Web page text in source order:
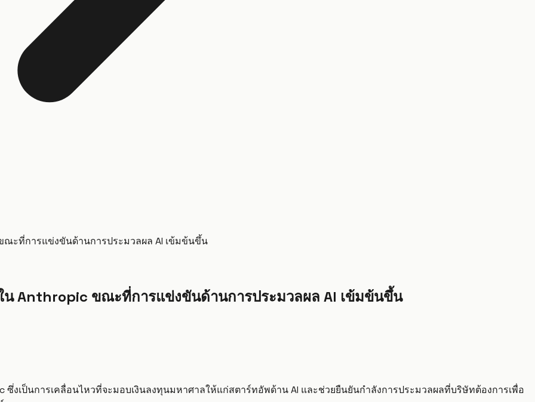
ะที่การแข่งขันด้านการประมวลผล AI เข้มข้นขึ้น
Anthropic ขณะที่การแข่งขันด้านการประมวลผล AI เข้มข้นขึ้น
งเป็นการเคลื่อนไหวที่จะมอบเงินลงทุนมหาศาลให้แก่สตาร์ทอัพด้าน AI และช่วยยืนยันกำลังการประมวลผลที่บริษัทต้องการเพื่อ